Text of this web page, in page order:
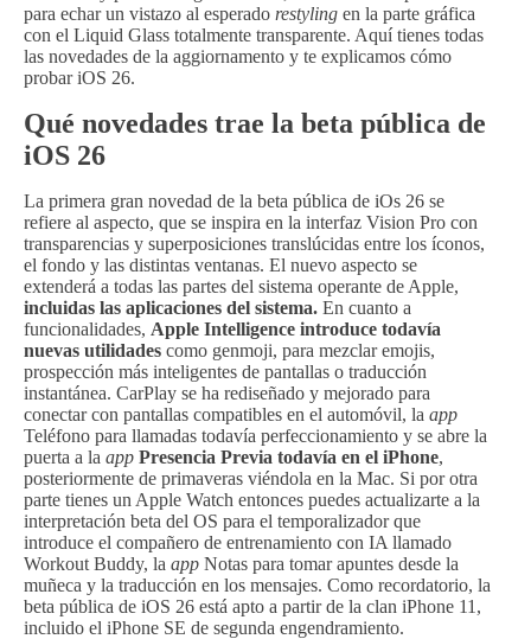
para echar un vistazo al esperado restyling en la parte gráfica
con el Liquid Glass totalmente transparente. Aquí tienes todas
las novedades de la aggiornamento y te explicamos cómo
probar iOS 26.
Qué novedades trae la beta pública de
iOS 26
La primera gran novedad de la beta pública de iOs 26 se
refiere al aspecto, que se inspira en la interfaz Vision Pro con
transparencias y superposiciones translúcidas entre los íconos,
el fondo y las distintas ventanas. El nuevo aspecto se
extenderá a todas las partes del sistema operante de Apple,
incluidas las aplicaciones del sistema. En cuanto a
funcionalidades, Apple Intelligence introduce todavía
nuevas utilidades como genmoji, para mezclar emojis,
prospección más inteligentes de pantallas o traducción
instantánea. CarPlay se ha rediseñado y mejorado para
conectar con pantallas compatibles en el automóvil, la app
Teléfono para llamadas todavía perfeccionamiento y se abre la
puerta a la app Presencia Previa todavía en el iPhone,
posteriormente de primaveras viéndola en la Mac. Si por otra
parte tienes un Apple Watch entonces puedes actualizarte a la
interpretación beta del OS para el temporalizador que
introduce el compañero de entrenamiento con IA llamado
Workout Buddy, la app Notas para tomar apuntes desde la
muñeca y la traducción en los mensajes. Como recordatorio, la
beta pública de iOS 26 está apto a partir de la clan iPhone 11,
incluido el iPhone SE de segunda engendramiento.